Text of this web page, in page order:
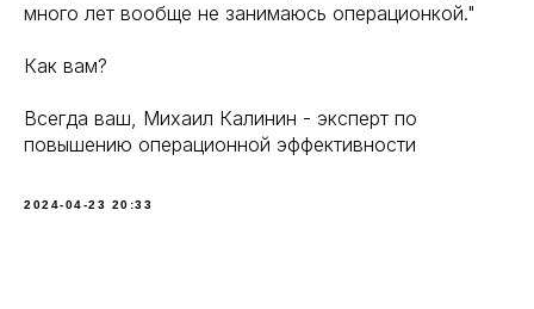
много лет вообще не занимаюсь операционкой."
Как вам?
Всегда ваш, Михаил Калинин - эксперт по
повышению операционной эффективности
2024-04-23 20:33